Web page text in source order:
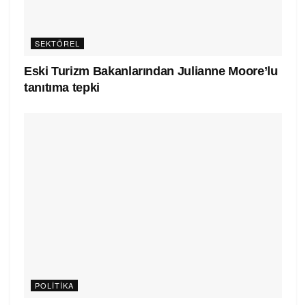
SEKTÖREL
Eski Turizm Bakanlarından Julianne Moore’lu
tanıtıma tepki
POLITIKA